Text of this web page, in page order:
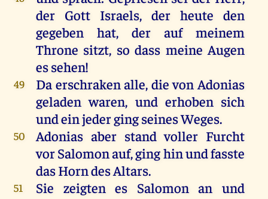
der Gott Israels, der heute den
gegeben hat, der auf meinem
Throne sitzt, so dass meine Augen
es sehen!
49
Da erschraken alle, die von Adonias
geladen waren, und erhoben sich
und ein jeder ging seines Weges.
50
Adonias aber stand voller Furcht
vor Salomon auf, ging hin und fasste
das Horn des Altars.
51
Sie zeigten es Salomon an und